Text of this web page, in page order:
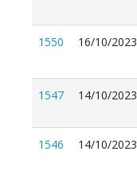
1550 16/10/2023
1547 14/10/2023
1546 14/10/2023